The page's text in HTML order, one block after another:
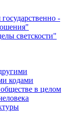
-
светскости"
кодами
в целом